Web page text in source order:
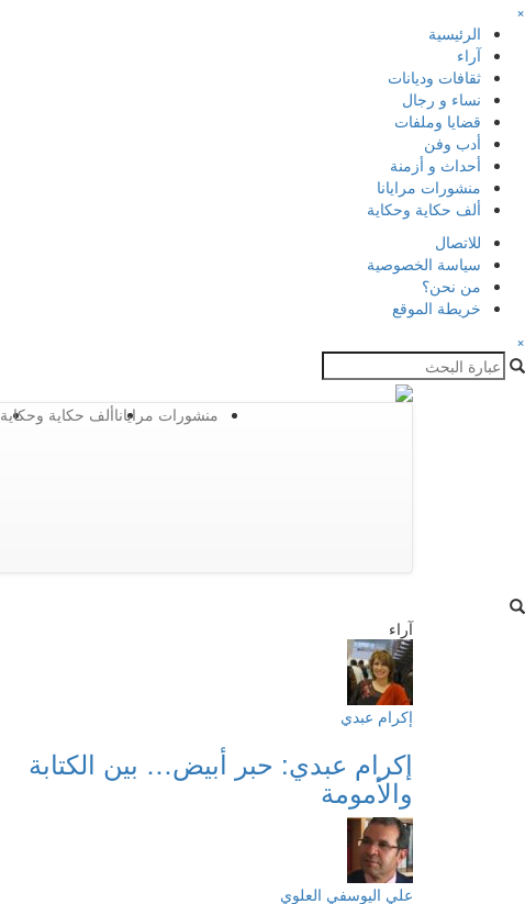
×
الرئيسية
آراء
ثقافات وديانات
نساء و رجال
قضايا وملفات
أدب وفن
أحداث و أزمنة
منشورات مرايانا
ألف حكاية وحكاية
للاتصال
سياسة الخصوصية
من نحن؟
خريطة الموقع
×
ألف حكاية وحكايةمنشورات مرايانا
آراء
إكرام عبدي
إكرام عبدي: حبر أبيض… بين الكتابة
والأمومة
علي اليوسفي العلوي